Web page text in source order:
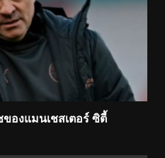
องแมนเชสเตอร์ ซิตี้